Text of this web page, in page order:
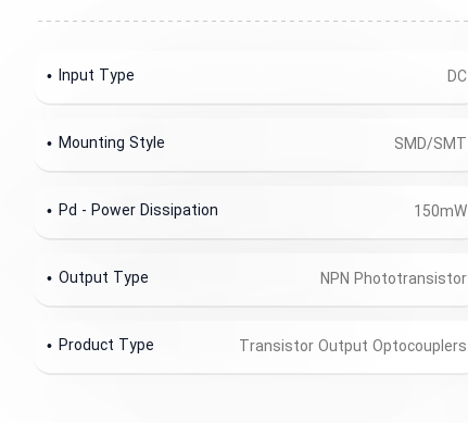
DC
Input Type
SMD/SMT
Mounting Style
150mW
Pd - Power Dissipation
NPN Phototransistor
Output Type
Transistor Output Optocouplers
Product Type